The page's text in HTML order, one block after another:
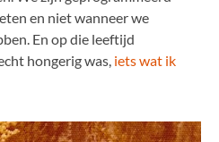
en niet wanneer we
En op die leeftijd
hongerig was, iets wat ik